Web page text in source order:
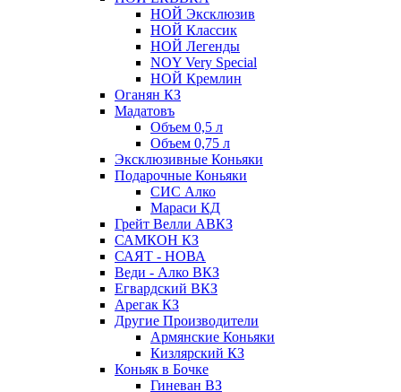
НОЙ Эксклюзив
НОЙ Классик
НОЙ Легенды
NOY Very Speсial
НОЙ Кремлин
Оганян КЗ
Мадатовъ
Объем 0,5 л
Объем 0,75 л
Эксклюзивные Коньяки
Подарочные Коньяки
СИС Алко
Мараси КД
Грейт Велли АВКЗ
САМКОН КЗ
САЯТ - НОВА
Веди - Алко ВКЗ
Егвардский ВКЗ
Арегак КЗ
Другие Производители
Армянские Коньяки
Кизлярский КЗ
Коньяк в Бочке
Гиневан ВЗ